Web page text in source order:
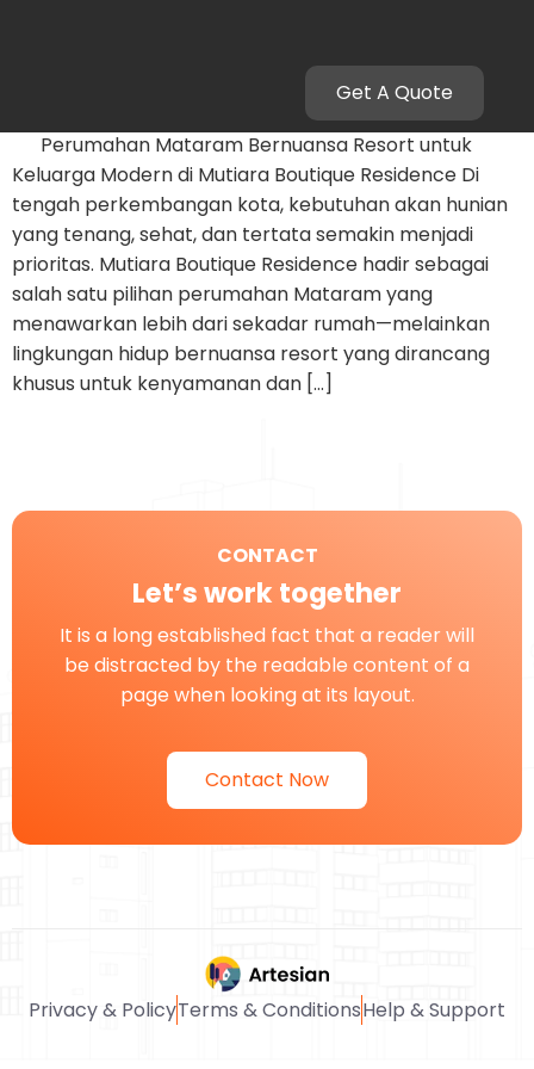
Get A Quote
Perumahan Mataram Bernuansa Resort
Perumahan Mataram Bernuansa Resort untuk
Keluarga Modern di Mutiara Boutique Residence Di
tengah perkembangan kota, kebutuhan akan hunian
yang tenang, sehat, dan tertata semakin menjadi
prioritas. Mutiara Boutique Residence hadir sebagai
salah satu pilihan perumahan Mataram yang
menawarkan lebih dari sekadar rumah—melainkan
lingkungan hidup bernuansa resort yang dirancang
khusus untuk kenyamanan dan […]
CONTACT
Let’s work together
It is a long established fact that a reader will
be distracted by the readable content of a
page when looking at its layout.
Contact Now
Privacy & PolicyTerms & ConditionsHelp & Support